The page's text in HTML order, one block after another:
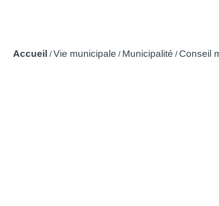
Accueil /Vie municipale / Municipalité / Conseil